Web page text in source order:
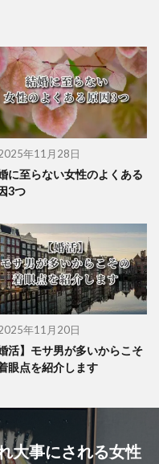
年11月28日
に至らない女性のよくある
3つ
年11月20日
婚活】モサ男が多いからこそ
眼点を紹介します
大事にされる女性